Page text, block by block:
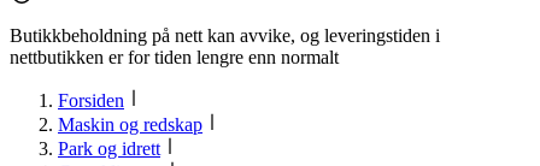
Butikkbeholdning på nett kan avvike, og leveringstiden i
nettbutikken er for tiden lengre enn normalt
Forsiden
Maskin og redskap
Park og idrett